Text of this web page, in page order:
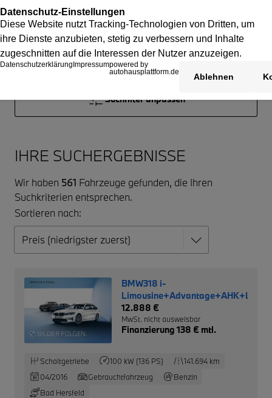
Suchfilter anpassen
IHRE SUCHERGEBNISSE
Wir haben 561 Fahrzeuge gefunden, die Ihren
Suchkriterien entsprechen.
Sortieren nach:
BMW318 i-
12.888 €
MwSt. nicht ausweisbar
Finanzierung 138 € mtl.
Schaltgetriebe 100 kW (136 PS)
141.694 km
04/2016
Gebrauchtfahrzeug
Benzin
Bad Hersfeld